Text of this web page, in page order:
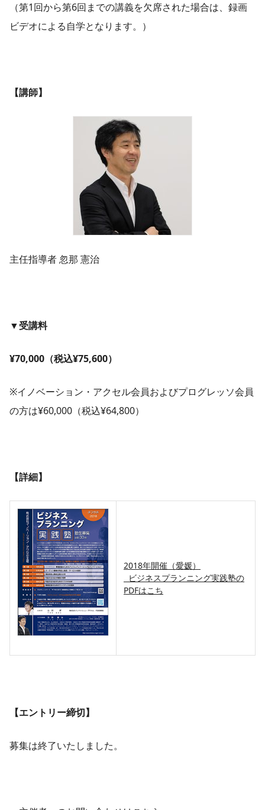
（第1回から第6回までの講義を欠席された場合は、録画
ビデオによる自学となります。）
【講師】
主任指導者 忽那 憲治
▼受講料
¥70,000（税込¥75,600）
※イノベーション・アクセル会員およびプログレッソ会員
の方は¥60,000（税込¥64,800）
【詳細】
​2018年開催（愛媛）
ビジネスプランニング実践塾の
PDFはこち
【エントリー締切】
募集は終了いたしました。